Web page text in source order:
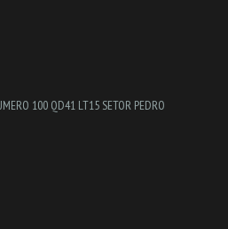
100 QD41 LT15 SETOR PEDRO